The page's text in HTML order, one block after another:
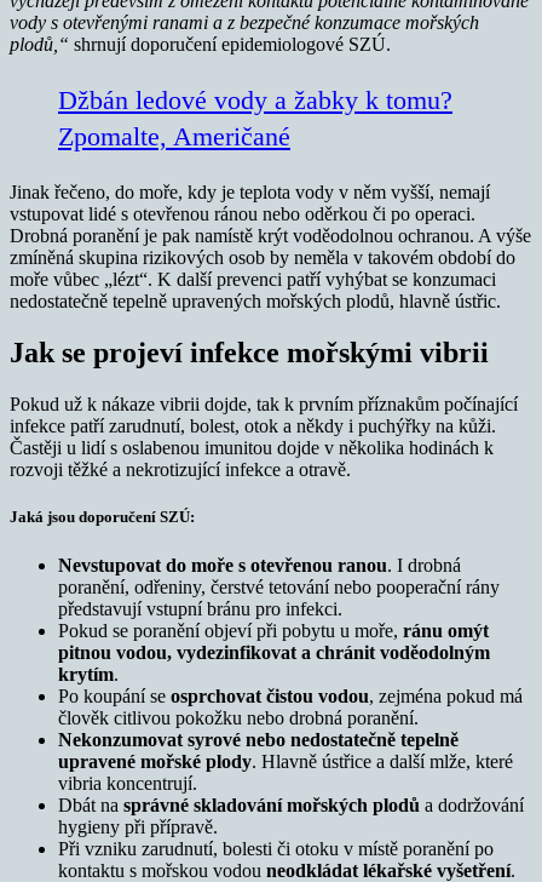
vody s otevřenými ranami a z bezpečné konzumace mořských
plodů,“ shrnují doporučení epidemiologové SZÚ.
Džbán ledové vody a žabky k tomu?
Zpomalte, Američané
Jinak řečeno, do moře, kdy je teplota vody v něm vyšší, nemají
vstupovat lidé s otevřenou ránou nebo oděrkou či po operaci.
Drobná poranění je pak namístě krýt voděodolnou ochranou. A výše
zmíněná skupina rizikových osob by neměla v takovém období do
moře vůbec „lézt“. K další prevenci patří vyhýbat se konzumaci
nedostatečně tepelně upravených mořských plodů, hlavně ústřic.
Jak se projeví infekce mořskými vibrii
Pokud už k nákaze vibrii dojde, tak k prvním příznakům počínající
infekce patří zarudnutí, bolest, otok a někdy i puchýřky na kůži.
Častěji u lidí s oslabenou imunitou dojde v několika hodinách k
rozvoji těžké a nekrotizující infekce a otravě.
Jaká jsou doporučení SZÚ:
Nevstupovat do moře s otevřenou ranou. I drobná
poranění, odřeniny, čerstvé tetování nebo pooperační rány
představují vstupní bránu pro infekci.
Pokud se poranění objeví při pobytu u moře, ránu omýt
pitnou vodou, vydezinfikovat a chránit voděodolným
krytím.
Po koupání se osprchovat čistou vodou, zejména pokud má
člověk citlivou pokožku nebo drobná poranění.
Nekonzumovat syrové nebo nedostatečně tepelně
upravené mořské plody. Hlavně ústřice a další mlže, které
vibria koncentrují.
Dbát na správné skladování mořských plodů a dodržování
hygieny při přípravě.
Při vzniku zarudnutí, bolesti či otoku v místě poranění po
kontaktu s mořskou vodou neodkládat lékařské vyšetření.